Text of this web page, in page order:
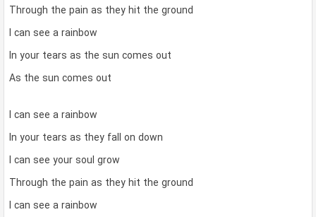
Through the pain as they hit the ground
I can see a rainbow
In your tears as the sun comes out
As the sun comes out
I can see a rainbow
In your tears as they fall on down
I can see your soul grow
Through the pain as they hit the ground
I can see a rainbow